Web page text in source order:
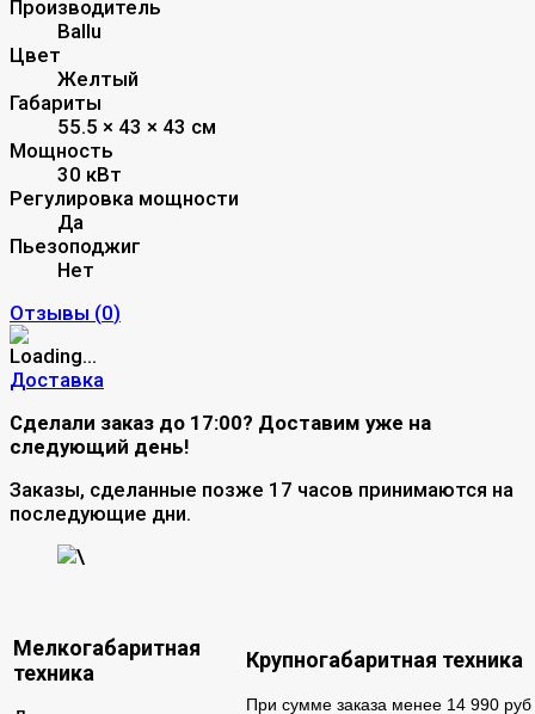
Производитель
Ballu
Цвет
Желтый
Габариты
55.5 × 43 × 43 см
Мощность
30 кВт
Регулировка мощности
Да
Пьезоподжиг
Нет
Отзывы (0)
Доставка
Сделали заказ до 17:00? Доставим уже на
следующий день!
Заказы, сделанные позже 17 часов принимаются на
последующие дни.
\
Мелкогабаритная
техника
Крупногабаритная техника
При сумме заказа менее 14 990 руб